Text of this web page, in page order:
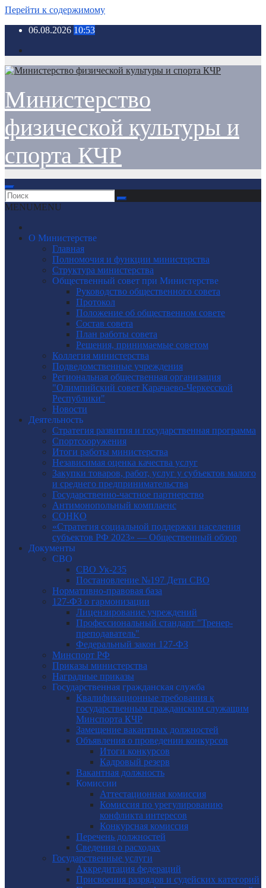
Перейти к содержимому
06.08.2026 10:53
Министерство
физической культуры и
спорта КЧР
MENUMENU
О Министерстве
Главная
Полномочия и функции министерства
Структура министерства
Общественный совет при Министерстве
Руководство общественного совета
Протокол
Положение об общественном совете
Состав совета
План работы совета
Решения, принимаемые советом
Коллегия министерства
Подведомственные учреждения
Региональная общественная организация
"Олимпийский совет Карачаево-Черкесской
Республики"
Новости
Деятельность
Стратегия развития и государственная программа
Спортсооружения
Итоги работы министерства
Независимая оценка качества услуг
Закупки товаров, работ, услуг у субъектов малого
и среднего предпринимательства
Государственно-частное партнерство
Антимонопольный комплаенс
СОНКО
«Стратегия социальной поддержки населения
субъектов РФ 2023» — Общественный обзор
Документы
СВО
СВО Ук-235
Постановление №197 Дети СВО
Нормативно-правовая база
127-ФЗ о гармонизации
Лицензирование учреждений
Профессиональный стандарт "Тренер-
преподаватель"
Федеральный закон 127-ФЗ
Минспорт РФ
Приказы министерства
Наградные приказы
Государственная гражданская служба
Квалификационные требования к
государственным гражданским служащим
Минспорта КЧР
Замещение вакантных должностей
Объявления о проведении конкурсов
Итоги конкурсов
Кадровый резерв
Вакантная должность
Комиссии
Аттестационная комиссия
Комиссия по урегулированию
конфликта интересов
Конкурсная комиссия
Перечень должностей
Сведения о расходах
Государственные услуги
Аккредитация федераций
Присвоения разрядов и судейских категорий